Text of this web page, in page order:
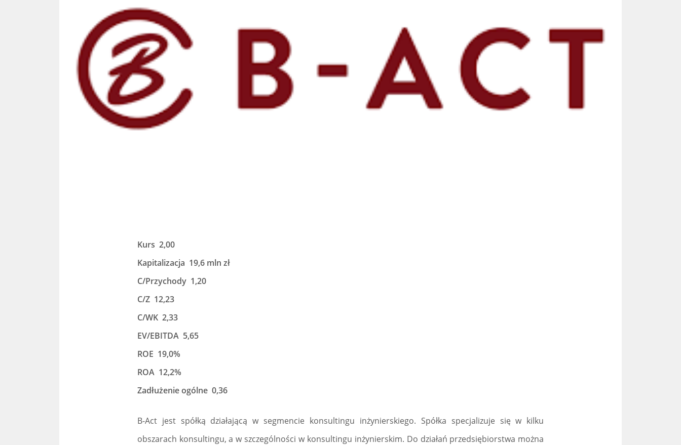
Kurs 2,00
Kapitalizacja 19,6 mln zł
C/Przychody 1,20
C/Z 12,23
C/WK 2,33
EV/EBITDA 5,65
ROE 19,0%
ROA 12,2%
Zadłużenie ogólne 0,36
B-Act jest spółką działającą w segmencie konsultingu inżynierskiego. Spółka specjalizuje się w kilku
obszarach konsultingu, a w szczególności w konsultingu inżynierskim. Do działań przedsiębiorstwa można